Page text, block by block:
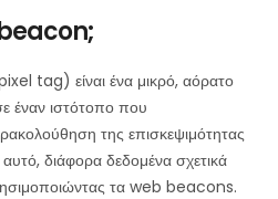
beacon;
tag) είναι ένα μικρό, αόρατο
έναν ιστότοπο που
της επισκεψιμότητας
αυτό, διάφορα δεδομένα σχετικά
τα web beacons.